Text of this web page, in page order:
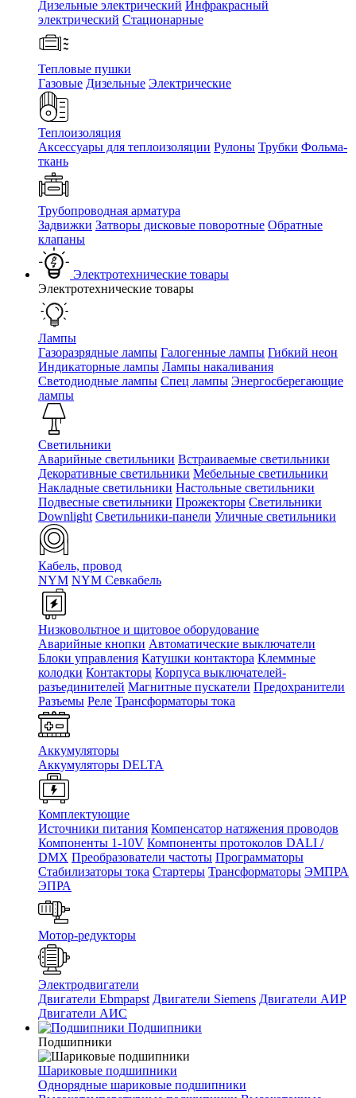
Дизельные электрический Инфракрасный
электрический Стационарные
Тепловые пушки
Газовые Дизельные Электрические
Теплоизоляция
Аксессуары для теплоизоляции Рулоны Трубки Фольма-
ткань
Трубопроводная арматура
Задвижки Затворы дисковые поворотные Обратные
клапаны
Электротехнические товары
Электротехнические товары
Лампы
Газоразрядные лампы Галогенные лампы Гибкий неон
Индикаторные лампы Лампы накаливания
Светодиодные лампы Спец лампы Энергосберегающие
лампы
Светильники
Аварийные светильники Встраиваемые светильники
Декоративные светильники Мебельные светильники
Накладные светильники Настольные светильники
Подвесные светильники Прожекторы Светильники
Downlight Светильники-панели Уличные светильники
Кабель, провод
NYM NYM Севкабель
Низковольтное и щитовое оборудование
Аварийные кнопки Автоматические выключатели
Блоки управления Катушки контактора Клеммные
колодки Контакторы Корпуса выключателей-
разъединителей Магнитные пускатели Предохранители
Разъемы Реле Трансформаторы тока
Аккумуляторы
Аккумуляторы DELTA
Комплектующие
Источники питания Компенсатор натяжения проводов
Компоненты 1-10V Компоненты протоколов DALI /
DMX Преобразователи частоты Программаторы
Стабилизаторы тока Стартеры Трансформаторы ЭМПРА
ЭПРА
Мотор-редукторы
Электродвигатели
Двигатели Ebmpapst Двигатели Siemens Двигатели АИР
Двигатели АИС
Подшипники
Подшипники
Шариковые подшипники
Однорядные шариковые подшипники